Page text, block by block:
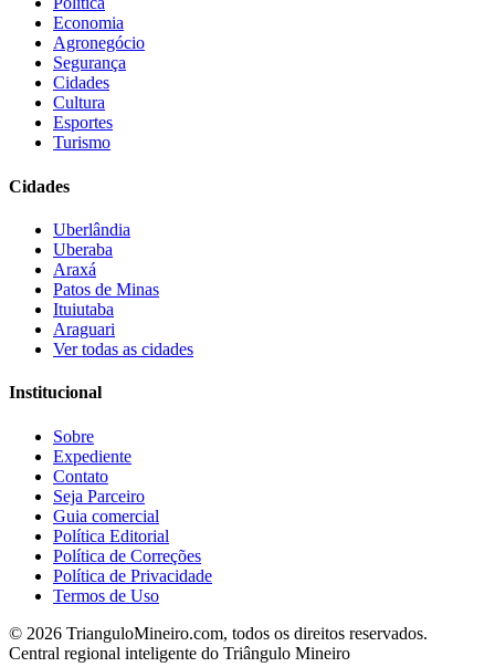
Economia
Agronegócio
Segurança
Cidades
Cultura
Esportes
Turismo
Cidades
Uberlândia
Uberaba
Araxá
Patos de Minas
Ituiutaba
Araguari
Ver todas as cidades
Institucional
Sobre
Expediente
Contato
Seja Parceiro
Guia comercial
Política Editorial
Política de Correções
Política de Privacidade
Termos de Uso
© 2026 TrianguloMineiro.com, todos os direitos reservados.
Central regional inteligente do Triângulo Mineiro